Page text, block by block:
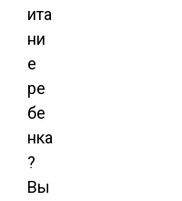
ита
ни
е
ре
бе
нка
?
Вы